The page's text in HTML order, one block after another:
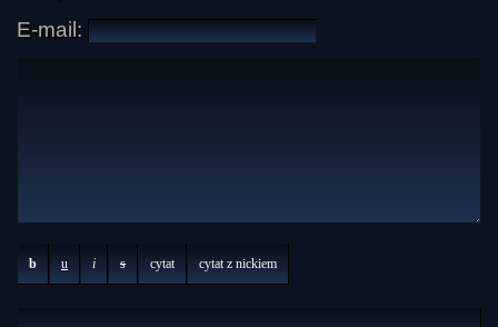
E-mail:
b u i s cytat cytat z nickiem